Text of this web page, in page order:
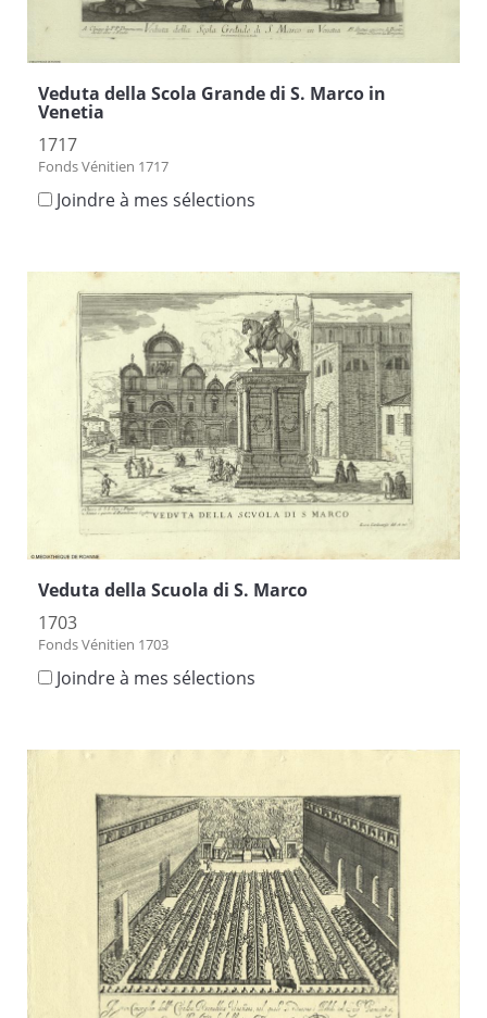
Veduta della Scola Grande di S. Marco in
Venetia
1717
Fonds Vénitien 1717
Joindre à mes sélections
Veduta della Scuola di S. Marco
1703
Fonds Vénitien 1703
Joindre à mes sélections